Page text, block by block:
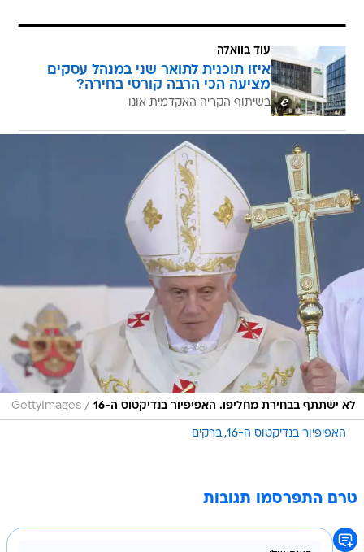
עוד בוואלה
איזו תוכנית לתואר שני במנהל עסקים
מציעה הכי הרבה קורסי בחירה?
בשיתוף הקריה האקדמית אונו
לא ישתתף בבחירת מחליפו. האפיפיור בנדיקטוס ה-16 /
GettyImages
האפיפיור בנדיקטוס ה-16 ברקים
טרם התפרסמו תגובות